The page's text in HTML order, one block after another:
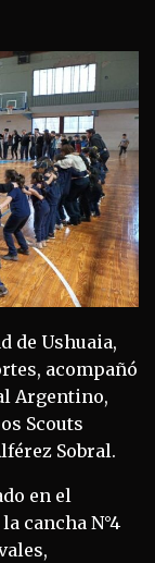
de Ushuaia,
acompañó
Argentino,
Scouts
Sobral.
en el
cancha N°4